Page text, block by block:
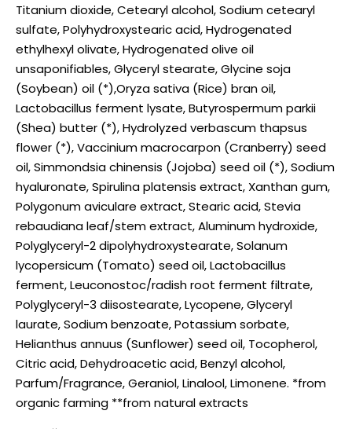
Titanium dioxide, Cetearyl alcohol, Sodium cetearyl
sulfate, Polyhydroxystearic acid, Hydrogenated
ethylhexyl olivate, Hydrogenated olive oil
unsaponifiables, Glyceryl stearate, Glycine soja
(Soybean) oil (*),Oryza sativa (Rice) bran oil,
Lactobacillus ferment lysate, Butyrospermum parkii
(Shea) butter (*), Hydrolyzed verbascum thapsus
flower (*), Vaccinium macrocarpon (Cranberry) seed
oil, Simmondsia chinensis (Jojoba) seed oil (*), Sodium
hyaluronate, Spirulina platensis extract, Xanthan gum,
Polygonum aviculare extract, Stearic acid, Stevia
rebaudiana leaf/stem extract, Aluminum hydroxide,
Polyglyceryl-2 dipolyhydroxystearate, Solanum
lycopersicum (Tomato) seed oil, Lactobacillus
ferment, Leuconostoc/radish root ferment filtrate,
Polyglyceryl-3 diisostearate, Lycopene, Glyceryl
laurate, Sodium benzoate, Potassium sorbate,
Helianthus annuus (Sunflower) seed oil, Tocopherol,
Citric acid, Dehydroacetic acid, Benzyl alcohol,
Parfum/Fragrance, Geraniol, Linalool, Limonene. *from
organic farming **from natural extracts